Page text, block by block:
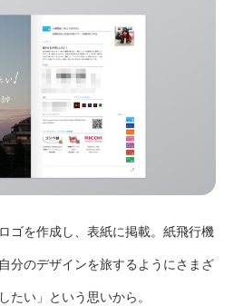
ゴを作成し、表紙に掲載。紙飛行機
分のデザインを旅するようにさまざ
たい」という思いから。